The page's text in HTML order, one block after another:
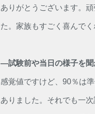
ありがとうございます。
た。家族もすごく喜んで
―試験前や当日の様子を聞
感覚値ですけど、90％は
ありました。それでも一